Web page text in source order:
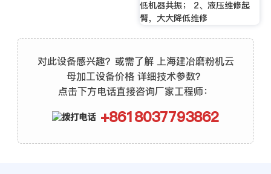
低机器共振； 2、液压维修起
臂，大大降低维修
对此设备感兴趣？或需了解 上海建冶磨粉机云
母加工设备价格 详细技术参数？
点击下方电话直接咨询厂家工程师：
+8618037793862